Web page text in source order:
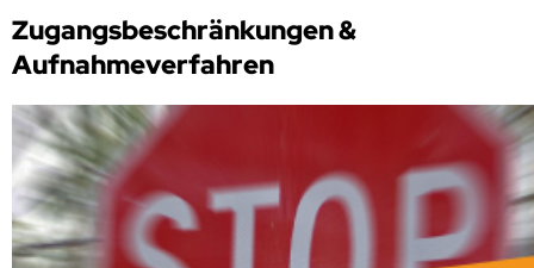
Zugangsbeschränkungen &
Aufnahmeverfahren